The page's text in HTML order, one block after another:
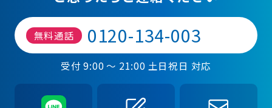
無料通話 0120-134-003
受付 9:00 ～ 21:00 土日祝日 対応